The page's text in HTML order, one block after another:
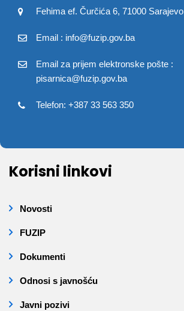
Fehima ef. Čurčića 6, 71000 Sarajevo
Email : info@fuzip.gov.ba
Email za prijem elektronske pošte :
pisarnica@fuzip.gov.ba
Telefon: +387 33 563 350
Korisni linkovi
Novosti
FUZIP
Dokumenti
Odnosi s javnošću
Javni pozivi